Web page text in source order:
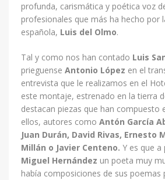
profunda, carismática y poética voz
profesionales que más ha hecho por
española, Luis del Olmo.
Tal y como nos han contado Luis
prieguense Antonio López en el
entrevista que le realizamos en el
este montaje, estrenado en la tierra
destacan piezas que han compuesto
ellos, autores como Antón García
Juan Durán, David Rivas, Ernesto
Millán o Javier Centeno. Y es que a
Miguel Hernández un poeta muy
había composiciones de sus poemas